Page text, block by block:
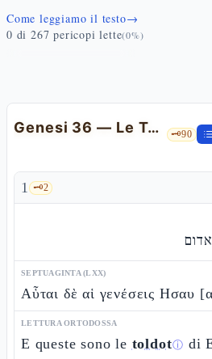
Come leggiamo il testo→
0 di 267 pericopi lette(0%)
Genesi 36 — Le Toldòt di Esàv: le generazioni di Edòm e i suoi re 🗝️90
1 🗝️2
SEPTUAGINTA (LXX)
Αὗται δὲ αἱ γενέσεις Ησαυ
LETTURA ORTODOSSA
E queste sono le toldotⓘ di